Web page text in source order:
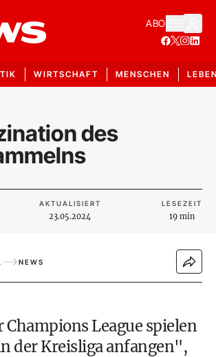
ABO
WIRTSCHAFT MENSCHEN
des
AKTUALISIERT
23.05.2024
LESEZEIT
19 min
NEWS
Champions League spielen
der Kreisliga anfangen",